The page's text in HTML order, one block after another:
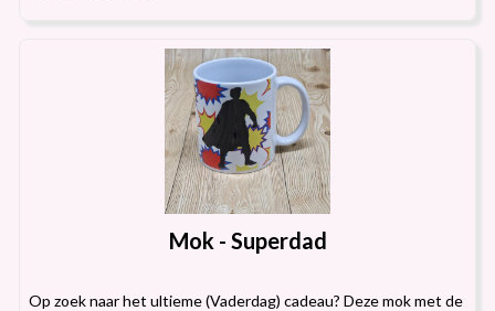
Mok - Superdad
Op zoek naar het ultieme (Vaderdag) cadeau? Deze mok met de